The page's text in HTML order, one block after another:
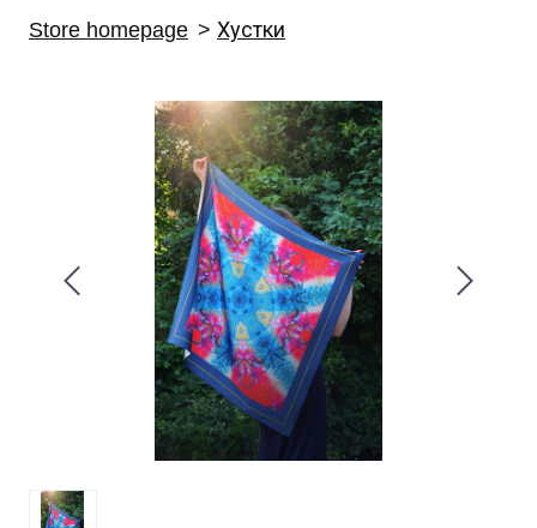
Store homepage Хустки